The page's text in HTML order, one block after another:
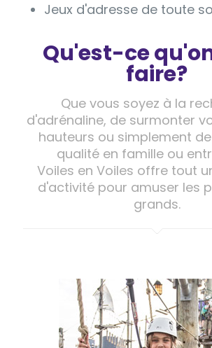
Jeux d'adresse de toute
Qu'est-ce
faire?
Que vous soyez à la
d'adrénaline, de surmonter
hauteurs ou simplement
qualité en famille ou
Voiles en Voiles offre tout
d'activité pour amuser les
grands.